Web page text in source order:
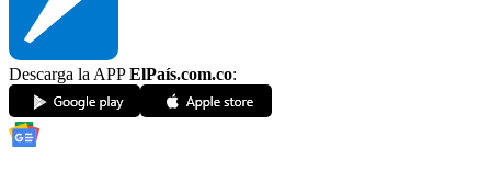
Descarga la APPElPaís.com.co: